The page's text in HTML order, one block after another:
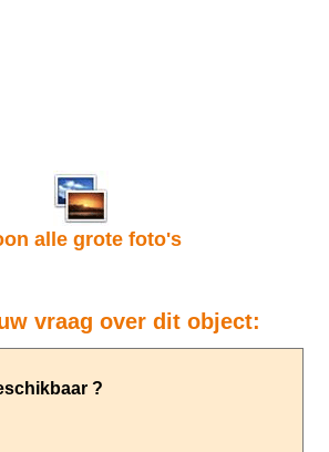
alle grote foto's
vraag over dit object: